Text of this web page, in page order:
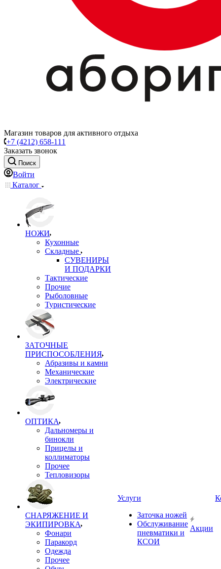
Магазин товаров для активного отдыха
+7 (4212) 658-111
Заказать звонок
Поиск
Войти
Каталог
НОЖИ
Кухонные
Складные
СУВЕНИРЫ
И ПОДАРКИ
Тактические
Прочие
Рыболовные
Туристические
ЗАТОЧНЫЕ
ПРИСПОСОБЛЕНИЯ
Абразивы и камни
Механические
Электрические
ОПТИКА
Дальномеры и
бинокли
Прицелы и
коллиматоры
Прочее
Тепловизоры
СНАРЯЖЕНИЕ И
ЭКИПИРОВКА
Фонари
Паракорд
Одежда
Прочее
Услуги
Заточка ножей
Обслуживание
пневматики и
КСОИ
Акции